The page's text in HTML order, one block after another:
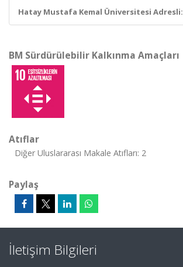
Hatay Mustafa Kemal Üniversitesi Adresli:
BM Sürdürülebilir Kalkınma Amaçları
Atıflar
Diğer Uluslararası Makale Atıfları: 2
Paylaş
İletişim Bilgileri